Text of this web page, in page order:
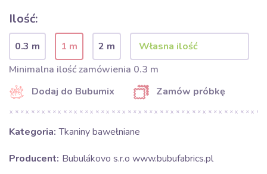
Ilość:
0.3 m 1 m
2 m
Minimalna ilość zamówienia 0.3 m
Dodaj do Bubumix
Zamów próbkę
Kategoria: Tkaniny bawełniane
Producent: Bubulákovo s.r.o www.bubufabrics.pl